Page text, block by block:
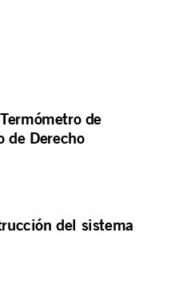
de
de Derecho
del sistema